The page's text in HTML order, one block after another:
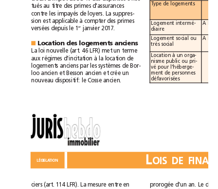
tués
au titre des primes
d'assurances
contre
les impayés de loyers. La
suppres-
sion
est applicable à compter des
primes
versées
depuis le 1 er janvier 2017.
Location des logements anciens
La loi nouvelle (art. 46 LFR) met un
terme
aux
régimes d'incitation à la location
de
logements
anciens par les systèmes de
Bor-
loo
ancien et Besson ancien et crée
un
nouveau
dispositif: le Cosse ancien.
Type de logements
Logement
intermé-
diaire
A
Logement
ou
très
A
Location à un
orga-
nisme
public ou pri-
vé pour
l’héberge-
ment
de
personnes
défavorisées
ciers (art. 114 LFR). La mesure entre
en
prorogée d'un an.
Le
L
LÉGISLATION